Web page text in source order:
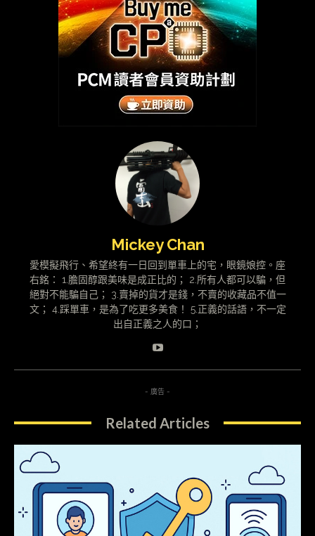
Mickey Chan
愛模擬飛行、希望終有一日回到單車上的宅，眼鏡娘控。座
右銘： 1.膽固醇跟美味是成正比的； 2.所有人都可以騙，但
絕對不能騙自己； 3.賣掉的貨才是錢，不賣的收藏品不值一
文； 4.踩單車，是為了吃更多美食！ 5.正義的話語，不一定
出自正義之人的口；
- 廣告 -
Related Articles